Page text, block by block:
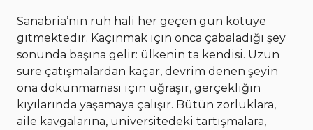
Sanabria’nın ruh hali her geçen gün kötüye
gitmektedir. Kaçınmak için onca çabaladığı şey
sonunda başına gelir: ülkenin ta kendisi. Uzun
süre çatışmalardan kaçar, devrim denen şeyin
ona dokunmaması için uğraşır, gerçekliğin
kıyılarında yaşamaya çalışır. Bütün zorluklara,
aile kavgalarına, üniversitedeki tartışmalara,